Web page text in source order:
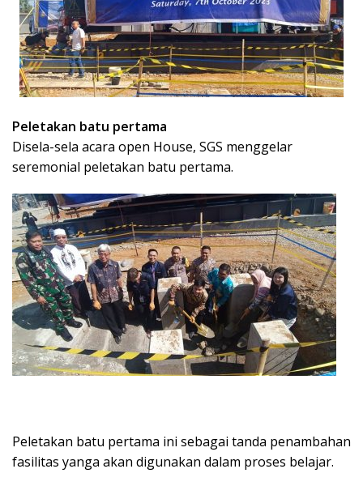
Peletakan batu pertama
Disela-sela acara open House, SGS menggelar
seremonial peletakan batu pertama.
Peletakan batu pertama ini sebagai tanda penambahan
fasilitas yanga akan digunakan dalam proses belajar.